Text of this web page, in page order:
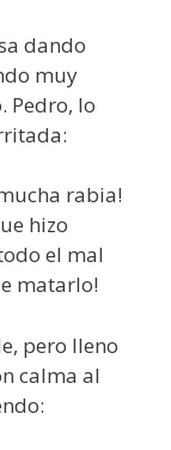
dando
muy
Pedro, lo
rabia!
hizo
el mal
matarlo!
pero lleno
calma al